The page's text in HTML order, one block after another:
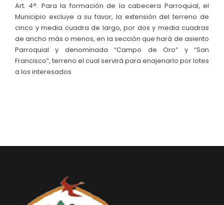
Art. 4°: Para la formación de la cabecera Parroquial, el
Municipio excluye a su favor, la extensión del terreno de
cinco y media cuadra de largo, por dos y media cuadras
de ancho más o menos, en la sección que hará de asiento
Parroquial y denominada “Campo de Oro” y “San
Francisco”, terreno el cual servirá para enajenarlo por lotes
a los interesados